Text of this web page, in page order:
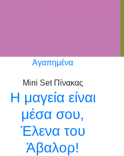
Αγαπημένα
Mini Set Πίνακας
Η μαγεία είναι
μέσα σου,
Έλενα του
Άβαλορ!